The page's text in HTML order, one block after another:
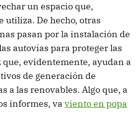
un espacio que,
utiliza. De hecho, otras
pasan por la instalación de
autovías para proteger las
que, evidentemente, ayudan a
de generación de
a las renovables. Algo que, a
informes, va viento en popa